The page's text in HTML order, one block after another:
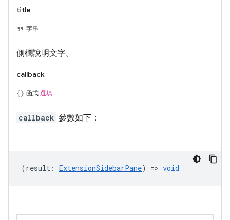
title
字串
側欄說明文字。
callback
函式 選填
callback 參數如下：
(result : ExtensionSidebarPane) => void